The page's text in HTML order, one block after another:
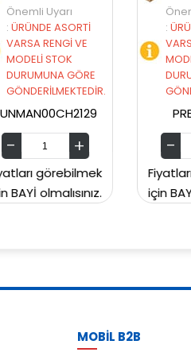
Önemli Uyarı
:ÜRÜNDE ASORTİ
VARSA RENGİ VE
MODELİ STOK
DURUMUNA GÖRE
GÖNDERİLMEKTEDİR.
PRESTIJ205
Fiyatları görebilmek
için BAYİ olmalısınız.
MOBİL B2B